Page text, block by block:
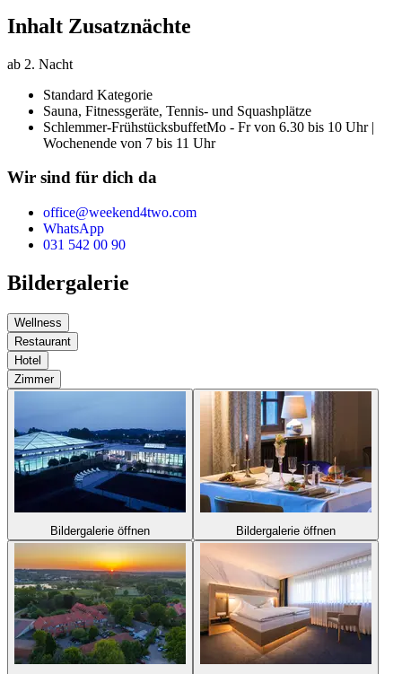
Inhalt Zusatznächte
ab 2. Nacht
Standard Kategorie
Sauna, Fitnessgeräte, Tennis- und Squashplätze
Schlemmer-FrühstücksbuffetMo - Fr von 6.30 bis 10 Uhr |
Wochenende von 7 bis 11 Uhr
Wir sind für dich da
office@weekend4two.com
WhatsApp
031 542 00 90
Bildergalerie
Wellness
Restaurant
Hotel
Zimmer
Bildergalerie öffnen Bildergalerie öffnen